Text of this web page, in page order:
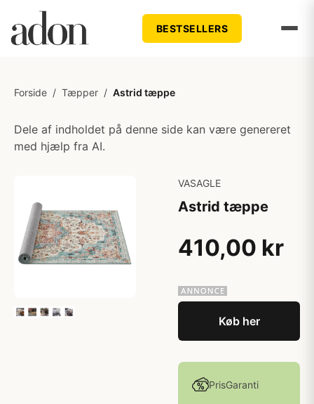
BESTSELLERS
Forside / Tæpper / Astrid tæppe
Dele af indholdet på denne side kan være genereret
med hjælp fra AI.
VASAGLE
Astrid tæppe
410,00 kr
Køb her
PrisGaranti